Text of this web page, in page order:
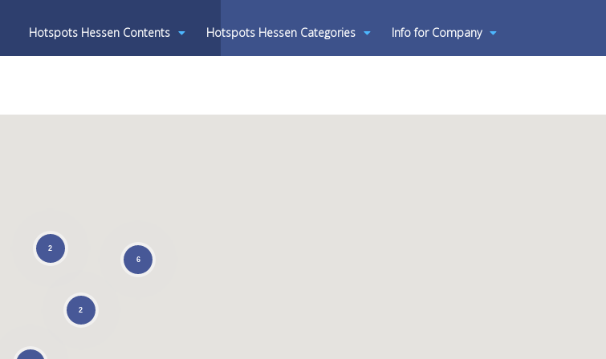
Hotspots Hessen Contents Hotspots Hessen Categories Info for Company
6
2
2